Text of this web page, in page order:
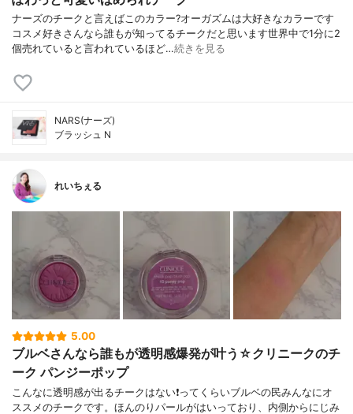
ナーズのチークと言えばこのカラー?オーガズムは大好きなカラーです
コスメ好きさんなら誰もが知ってるチークだと思います世界中で1分に2
個売れていると言われているほど…続きを見る
NARS(ナーズ)
ブラッシュ N
れいちぇる
5.00
ブルベさんなら誰もが透明感爆発が叶う☆クリニークのチ
ーク パンジーポップ
こんなに透明感が出るチークはない❗ってくらいブルベの民みんなにオ
ススメのチークです。ほんのりパールがはいっており、内側からにじみ